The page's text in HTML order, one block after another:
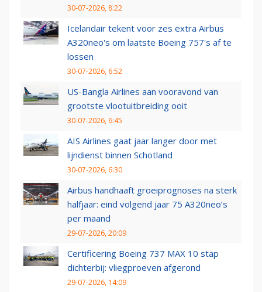
30-07-2026, 8:22
Icelandair tekent voor zes extra Airbus
A320neo's om laatste Boeing 757's af te
lossen
30-07-2026, 6:52
US-Bangla Airlines aan vooravond van
grootste vlootuitbreiding ooit
30-07-2026, 6:45
AIS Airlines gaat jaar langer door met
lijndienst binnen Schotland
30-07-2026, 6:30
Airbus handhaaft groeiprognoses na sterk
halfjaar: eind volgend jaar 75 A320neo’s
per maand
29-07-2026, 20:09
Certificering Boeing 737 MAX 10 stap
dichterbij: vliegproeven afgerond
29-07-2026, 14:09